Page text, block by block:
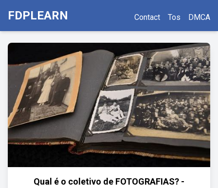
FDPLEARN Contact Tos DMCA
Qual é o coletivo de FOTOGRAFIAS? -